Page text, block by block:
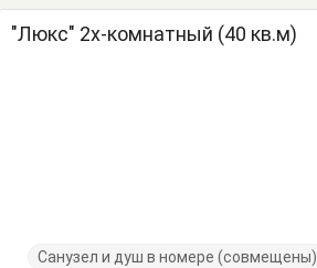
"Люкс" 2х-комнатный (40 кв.м)
Санузел и душ в номере (совмещены)